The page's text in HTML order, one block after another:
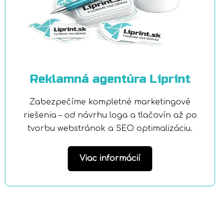
Reklamná agentúra Liprint
Zabezpečíme kompletné marketingové
riešenia – od návrhu loga a tlačovín až po
tvorbu webstránok a SEO optimalizáciu.
Viac informácií